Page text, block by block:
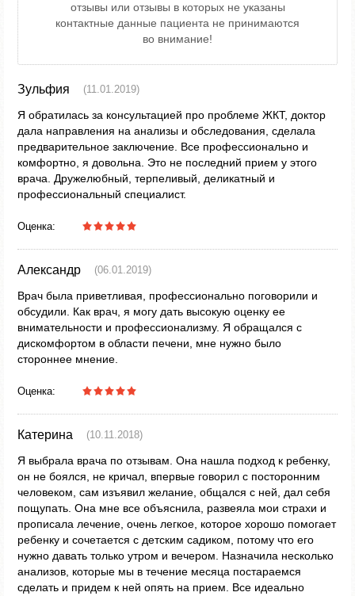
отзывы или отзывы в которых не указаны
контактные данные пациента не принимаются
во внимание!
Зульфия (11.01.2019)
Я обратилась за консультацией про проблеме ЖКТ, доктор
дала направления на анализы и обследования, сделала
предварительное заключение. Все профессионально и
комфортно, я довольна. Это не последний прием у этого
врача. Дружелюбный, терпеливый, деликатный и
профессиональный специалист.
Оценка:
Александр (06.01.2019)
Врач была приветливая, профессионально поговорили и
обсудили. Как врач, я могу дать высокую оценку ее
внимательности и профессионализму. Я обращался с
дискомфортом в области печени, мне нужно было
стороннее мнение.
Оценка:
Катерина (10.11.2018)
Я выбрала врача по отзывам. Она нашла подход к ребенку,
он не боялся, не кричал, впервые говорил с посторонним
человеком, сам изъявил желание, общался с ней, дал себя
пощупать. Она мне все объяснила, развеяла мои страхи и
прописала лечение, очень легкое, которое хорошо помогает
ребенку и сочетается с детским садиком, потому что его
нужно давать только утром и вечером. Назначила несколько
анализов, которые мы в течение месяца постараемся
сделать и придем к ней опять на прием. Все идеально